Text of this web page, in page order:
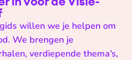
willen we je helpen om
We brengen je
verdiepende thema’s,